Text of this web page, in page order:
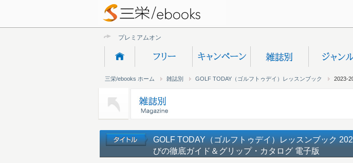
プレミアムオンライン新
三栄/ebooks ホーム 雑誌別 GOLF TODAY（ゴルフトゥデイ）レッスンブック 2023-
GOLF TODAY（ゴルフトゥデイ）レッスンブック
びの徹底ガイド＆グリップ・カタログ 電子版